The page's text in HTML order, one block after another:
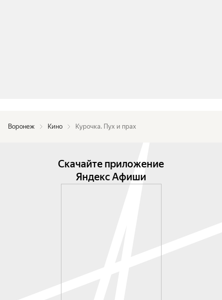
Воронеж Кино Курочка. Пух и прах
Скачайте приложение
Яндекс Афиши